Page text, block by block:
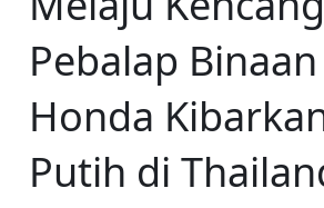
Pebalap
Honda
Putih di